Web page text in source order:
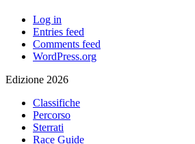
Log in
Entries feed
Comments feed
WordPress.org
Edizione 2026
Classifiche
Percorso
Sterrati
Race Guide